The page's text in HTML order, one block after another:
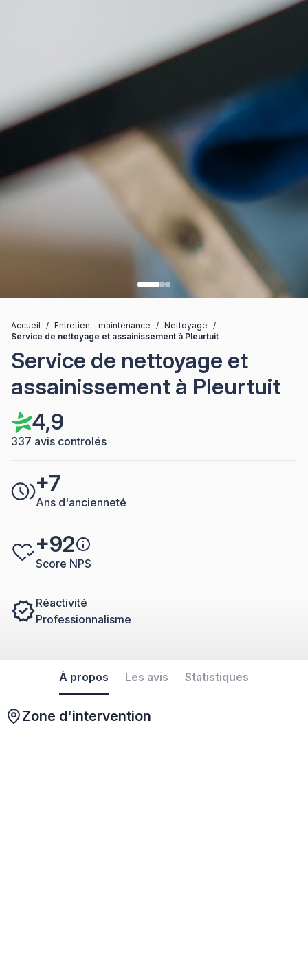
Accueil / Entretien - maintenance / Nettoyage /
Service de nettoyage et assainissement à Pleurtuit
Service de nettoyage et
assainissement à Pleurtuit
4,9
337 avis controlés
+7
Ans d'ancienneté
+92
Score NPS
Réactivité
Professionnalisme
À propos Les avis Statistiques
Zone d'intervention